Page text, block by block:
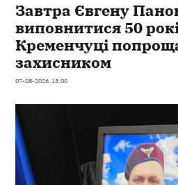
Завтра Євгену
виповнитися 50
Кременчуці
захисником
07-08-2026, 13:00